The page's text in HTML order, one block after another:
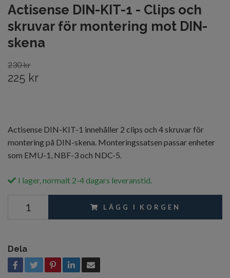
Actisense DIN-KIT-1 - Clips och
skruvar för montering mot DIN-
skena
230 kr
225 kr
Actisense DIN-KIT-1 innehåller 2 clips och 4 skruvar för
montering på DIN-skena. Monteringssatsen passar enheter
som EMU-1, NBF-3 och NDC-5.
I lager, normalt 2-4 dagars leveranstid.
LÄGG I KORGEN
Dela